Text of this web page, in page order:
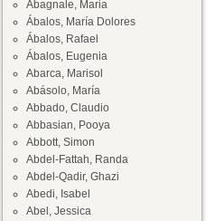
Abagnale, Maria
Ábalos, María Dolores
Ábalos, Rafael
Ábalos, Eugenia
Abarca, Marisol
Abásolo, María
Abbado, Claudio
Abbasian, Pooya
Abbott, Simon
Abdel-Fattah, Randa
Abdel-Qadir, Ghazi
Abedi, Isabel
Abel, Jessica